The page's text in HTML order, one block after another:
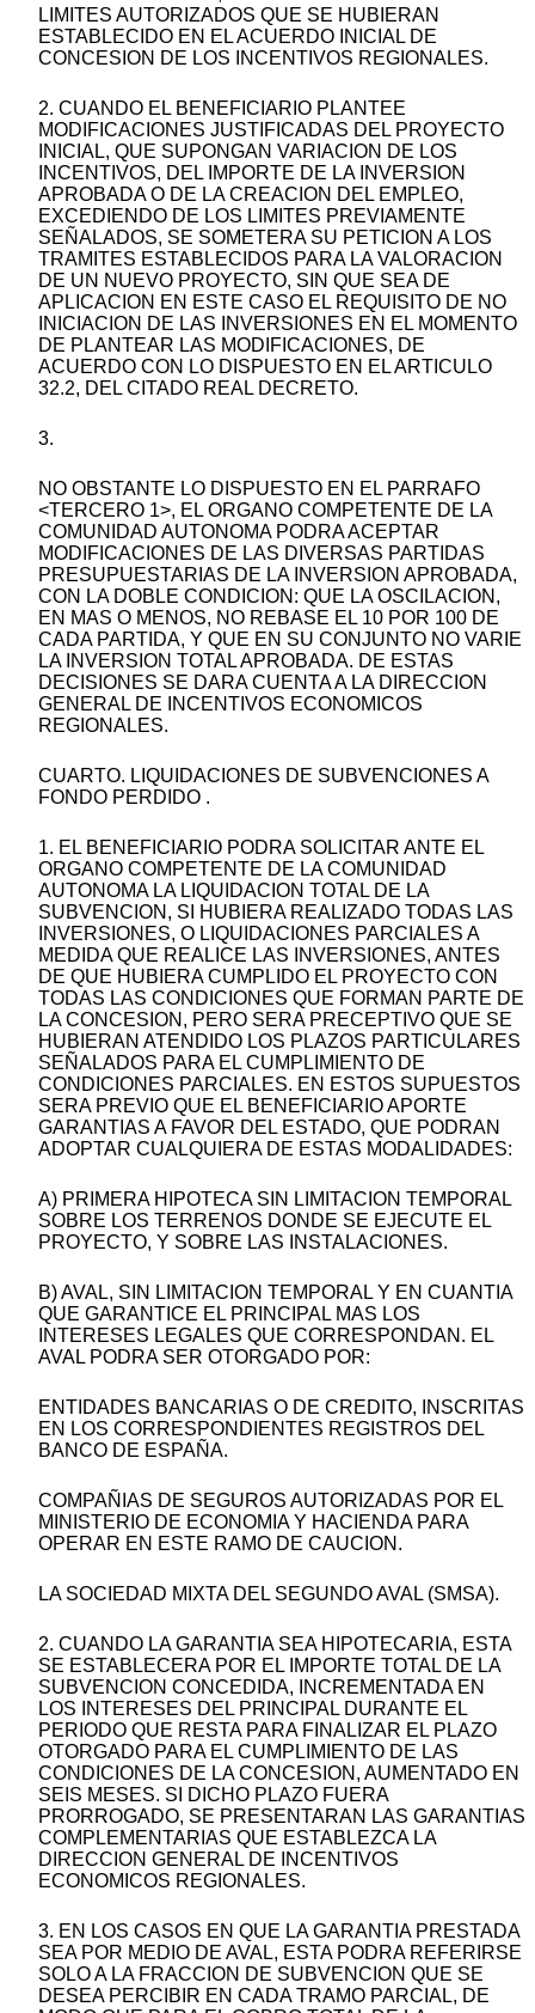
LIMITES AUTORIZADOS QUE SE HUBIERAN
ESTABLECIDO EN EL ACUERDO INICIAL DE
CONCESION DE LOS INCENTIVOS REGIONALES.
2. CUANDO EL BENEFICIARIO PLANTEE
MODIFICACIONES JUSTIFICADAS DEL PROYECTO
INICIAL, QUE SUPONGAN VARIACION DE LOS
INCENTIVOS, DEL IMPORTE DE LA INVERSION
APROBADA O DE LA CREACION DEL EMPLEO,
EXCEDIENDO DE LOS LIMITES PREVIAMENTE
SEÑALADOS, SE SOMETERA SU PETICION A LOS
TRAMITES ESTABLECIDOS PARA LA VALORACION
DE UN NUEVO PROYECTO, SIN QUE SEA DE
APLICACION EN ESTE CASO EL REQUISITO DE NO
INICIACION DE LAS INVERSIONES EN EL MOMENTO
DE PLANTEAR LAS MODIFICACIONES, DE
ACUERDO CON LO DISPUESTO EN EL ARTICULO
32.2, DEL CITADO REAL DECRETO.
3.
NO OBSTANTE LO DISPUESTO EN EL PARRAFO
<TERCERO 1>, EL ORGANO COMPETENTE DE LA
COMUNIDAD AUTONOMA PODRA ACEPTAR
MODIFICACIONES DE LAS DIVERSAS PARTIDAS
PRESUPUESTARIAS DE LA INVERSION APROBADA,
CON LA DOBLE CONDICION: QUE LA OSCILACION,
EN MAS O MENOS, NO REBASE EL 10 POR 100 DE
CADA PARTIDA, Y QUE EN SU CONJUNTO NO VARIE
LA INVERSION TOTAL APROBADA. DE ESTAS
DECISIONES SE DARA CUENTA A LA DIRECCION
GENERAL DE INCENTIVOS ECONOMICOS
REGIONALES.
CUARTO. LIQUIDACIONES DE SUBVENCIONES A
FONDO PERDIDO .
1. EL BENEFICIARIO PODRA SOLICITAR ANTE EL
ORGANO COMPETENTE DE LA COMUNIDAD
AUTONOMA LA LIQUIDACION TOTAL DE LA
SUBVENCION, SI HUBIERA REALIZADO TODAS LAS
INVERSIONES, O LIQUIDACIONES PARCIALES A
MEDIDA QUE REALICE LAS INVERSIONES, ANTES
DE QUE HUBIERA CUMPLIDO EL PROYECTO CON
TODAS LAS CONDICIONES QUE FORMAN PARTE DE
LA CONCESION, PERO SERA PRECEPTIVO QUE SE
HUBIERAN ATENDIDO LOS PLAZOS PARTICULARES
SEÑALADOS PARA EL CUMPLIMIENTO DE
CONDICIONES PARCIALES. EN ESTOS SUPUESTOS
SERA PREVIO QUE EL BENEFICIARIO APORTE
GARANTIAS A FAVOR DEL ESTADO, QUE PODRAN
ADOPTAR CUALQUIERA DE ESTAS MODALIDADES:
A) PRIMERA HIPOTECA SIN LIMITACION TEMPORAL
SOBRE LOS TERRENOS DONDE SE EJECUTE EL
PROYECTO, Y SOBRE LAS INSTALACIONES.
B) AVAL, SIN LIMITACION TEMPORAL Y EN CUANTIA
QUE GARANTICE EL PRINCIPAL MAS LOS
INTERESES LEGALES QUE CORRESPONDAN. EL
AVAL PODRA SER OTORGADO POR:
ENTIDADES BANCARIAS O DE CREDITO, INSCRITAS
EN LOS CORRESPONDIENTES REGISTROS DEL
BANCO DE ESPAÑA.
COMPAÑIAS DE SEGUROS AUTORIZADAS POR EL
MINISTERIO DE ECONOMIA Y HACIENDA PARA
OPERAR EN ESTE RAMO DE CAUCION.
LA SOCIEDAD MIXTA DEL SEGUNDO AVAL (SMSA).
2. CUANDO LA GARANTIA SEA HIPOTECARIA, ESTA
SE ESTABLECERA POR EL IMPORTE TOTAL DE LA
SUBVENCION CONCEDIDA, INCREMENTADA EN
LOS INTERESES DEL PRINCIPAL DURANTE EL
PERIODO QUE RESTA PARA FINALIZAR EL PLAZO
OTORGADO PARA EL CUMPLIMIENTO DE LAS
CONDICIONES DE LA CONCESION, AUMENTADO EN
SEIS MESES. SI DICHO PLAZO FUERA
PRORROGADO, SE PRESENTARAN LAS GARANTIAS
COMPLEMENTARIAS QUE ESTABLEZCA LA
DIRECCION GENERAL DE INCENTIVOS
ECONOMICOS REGIONALES.
3. EN LOS CASOS EN QUE LA GARANTIA PRESTADA
SEA POR MEDIO DE AVAL, ESTA PODRA REFERIRSE
SOLO A LA FRACCION DE SUBVENCION QUE SE
DESEA PERCIBIR EN CADA TRAMO PARCIAL, DE